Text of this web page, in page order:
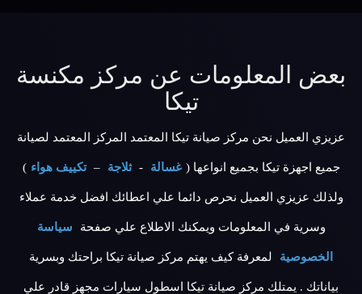
بعض المعلومات عن مركز مكنسة
تيكا
عزيزي العميل نحن مركز صيانة تيكا المعتمد المركز المعتمد لصيانة
جميع اجهزة تيكا بجميع انواعها ( غسالة - ثلاجة – تكييف هواء )
ولذلك عزيزي العميل نحرص دائما علي اعطائك افضل خدمة عملاء
وسرية في المعلومات ويمكنك الاطلاع علي صفحة سياسة
الخصوصية لمعرفة كيف يهتم مركز صيانة تيكا براحتك وبسرية
بياناتك . يمتلك مركز صيانة تيكا اسطول سيارات مجهز قادر علي